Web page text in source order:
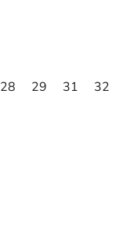
28 29 31 32